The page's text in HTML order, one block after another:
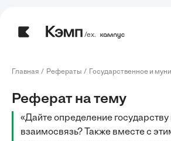
/ех.
Главная Рефераты Государственное и
Реферат на тему
«Дайте определение
взаимосвязь? Также вместе с